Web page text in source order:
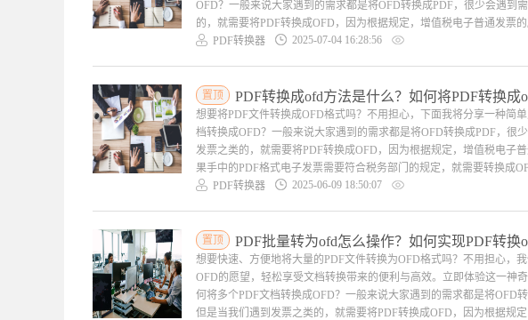
OFD？一般来说大家遇到的需求都是将OFD转换成PDF，很少会遇到
的，就需要将PDF转换成OFD，因为根据规定，增值税电子普通发票
PDF转换器
2025-07-04 16:28:56
置顶 PDF转换成ofd方法是什么？如何将PDF转换成
想要将PDF文件转换成OFD格式吗？不用担心，下面我将分享一种简
档转换成OFD？一般来说大家遇到的需求都是将OFD转换成PDF，很
发票之类的，就需要将PDF转换成OFD，因为根据规定，增值税电子
果手中的PDF格式电子发票需要符合税务部门的规定，就需要转换成
PDF转换器
2025-06-09 18:50:07
置顶 PDF批量转为ofd怎么操作？如何实现PDF转换
想要快速、方便地将大量的PDF文件转换为OFD格式吗？不用担心，
OFD的愿望，轻松享受文档转换带来的便利与高效。立即体验这一神
何将多个PDF文档转换成OFD？一般来说大家遇到的需求都是将OFD
但是当我们遇到发票之类的，就需要将PDF转换成OFD，因为根据规